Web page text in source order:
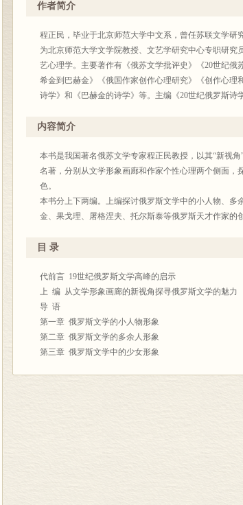
作者简介
程正民，毕业于北京师范大学中文系，曾任苏联文学
为北京师范大学文学院教授、文艺学研究中心专职研
艺心理学。主要著作有《俄苏文学批评史》《20世纪
希金到巴赫金》《俄国作家创作心理研究》《创作心
诗学》和《巴赫金的诗学》等。主编《20世纪俄罗斯诗
内容简介
本书是我国著名俄苏文学专家程正民教授，以其“新视
名著，分别从文学形象画廊和作家个性心理两个侧面，
色。
本书分上下两编。上编探讨俄罗斯文学中的小人物、
金、果戈理、屠格涅夫、托尔斯泰等俄罗斯天才作家的
目 录
代前言 19世纪俄罗斯文学高峰的启示
上 编 从文学形象画廊的新视角探寻俄罗斯文学的魅力
导 语
第一章 俄罗斯文学的小人物形象
第二章 俄罗斯文学的多余人形象
第三章 俄罗斯文学中的少女形象